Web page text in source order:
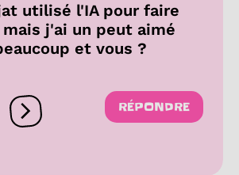
utilisé l'IA pour faire
j'ai un peut aimé
et vous ?
Ouvrir les réactions
RÉPONDRE